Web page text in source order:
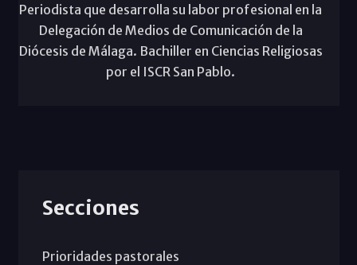
Periodista que desarrolla su labor profesional en la
Delegación de Medios de Comunicación de la
Diócesis de Málaga. Bachiller en Ciencias Religiosas
por el ISCR San Pablo.
Secciones
Prioridades pastorales